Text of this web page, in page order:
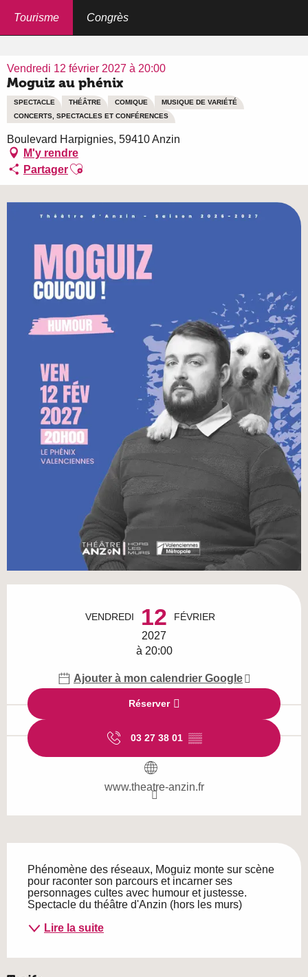
Tourisme Congrès
Vendredi 12 février 2027 à 20:00
Moguiz au phénix
SPECTACLE THÉÂTRE COMIQUE
MUSIQUE DE VARIÉTÉ
CONCERTS, SPECTACLES ET CONFÉRENCES
Boulevard Harpignies, 59410 Anzin
M'y rendre
PartagerAjouter aux favoris
VENDREDI 12 FÉVRIER
2027
à 20:00
Ajouter à mon calendrier Google
Réserver
03 27 38 01 ▒▒
www.theatre-anzin.fr
Phénomène des réseaux, Moguiz monte sur scène
pour raconter son parcours et incarner ses
personnages cultes avec humour et justesse.
Spectacle du théâtre d'Anzin (hors les murs)
Lire la suite